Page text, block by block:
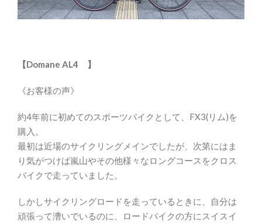
【Domane AL4 】
《お客様の声》
約4年前に初めてのスポーツバイクとして、FX3(リム)を
購入。
最初は近場のサイクリングメインでしたが、次第にはま
り気がつけば嵐山やその他様々なロングコースをクロス
バイクで走っていました。
しかしサイクリングロードを走っているときに、自分は
頑張って漕いでいるのに、ロードバイクの方にスイスイ